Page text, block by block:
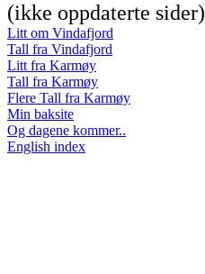
(ikke oppdaterte sider)
Litt om Vindafjord
Tall fra Vindafjord
Litt fra Karmøy
Tall fra Karmøy
Flere Tall fra Karmøy
Min baksite
Og dagene kommer..
English index